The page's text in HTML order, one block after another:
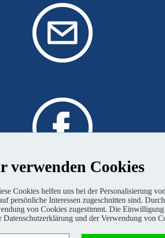
verwenden Cookies
Cookies helfen uns bei der Personalisierung
persönliche Interessen zugeschnitten sind.
von Cookies zugestimmt. Die
und der Verwendung von